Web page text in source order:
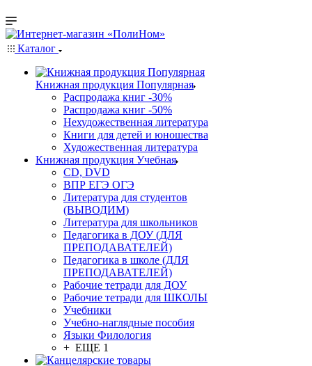
Каталог
Книжная продукция Популярная
Распродажа книг -30%
Распродажа книг -50%
Нехудожественная литература
Книги для детей и юношества
Художественная литература
Книжная продукция Учебная
CD, DVD
ВПР ЕГЭ ОГЭ
Литература для студентов
(ВЫВОДИМ)
Литература для школьников
Педагогика в ДОУ (ДЛЯ
ПРЕПОДАВАТЕЛЕЙ)
Педагогика в школе (ДЛЯ
ПРЕПОДАВАТЕЛЕЙ)
Рабочие тетради для ДОУ
Рабочие тетради для ШКОЛЫ
Учебники
Учебно-наглядные пособия
Языки Филология
+ ЕЩЕ 1